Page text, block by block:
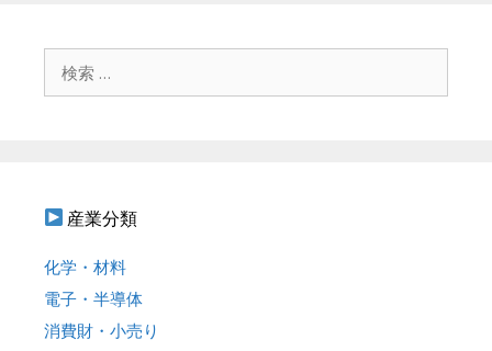
産業分類
化学・材料
電子・半導体
消費財・小売り